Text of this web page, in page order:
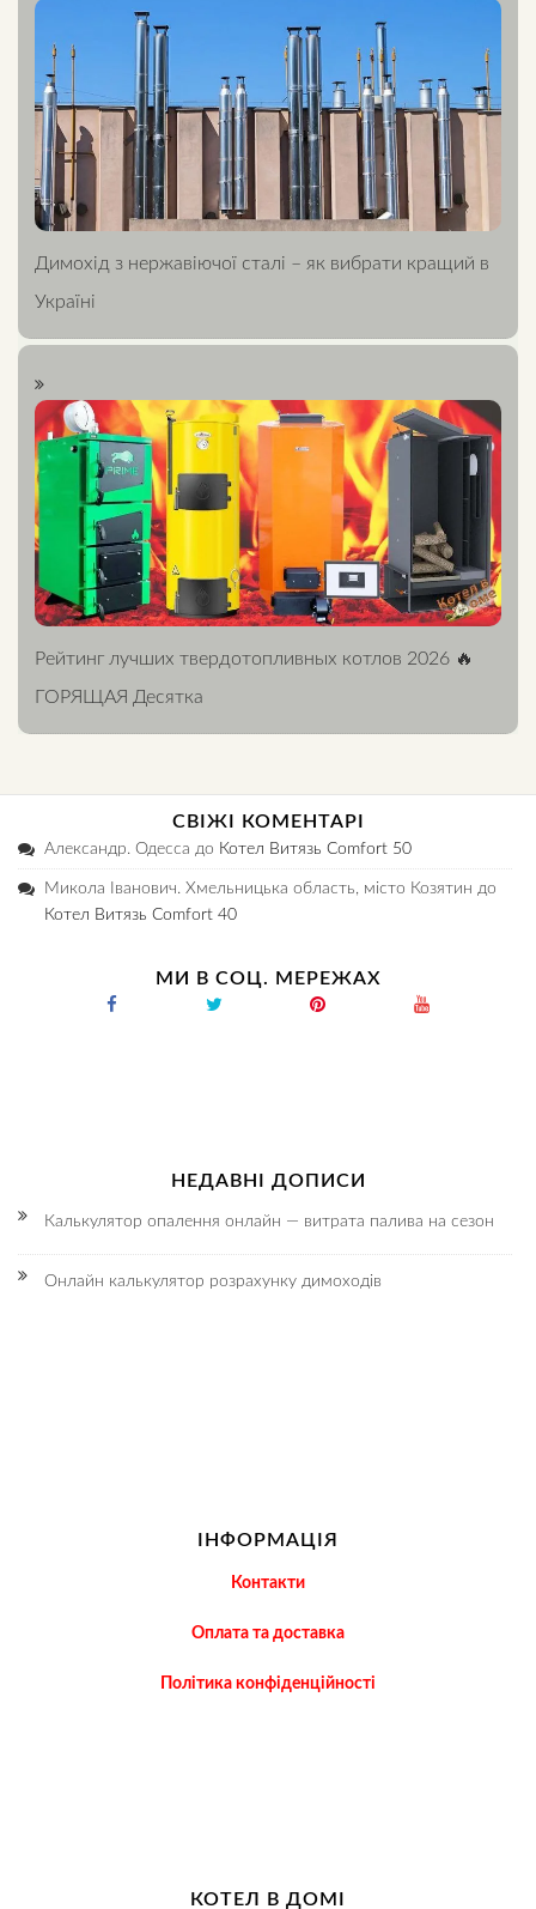
Димохід з нержавіючої сталі – як вибрати кращий в
Україні
Рейтинг лучших твердотопливных котлов 2026 🔥
ГОРЯЩАЯ Десятка
СВІЖІ КОМЕНТАРІ
Александр. Одесса до Котел Витязь Comfort 50
Микола Іванович. Хмельницька область, місто Козятин до
Котел Витязь Comfort 40
МИ В СОЦ. МЕРЕЖАХ
НЕДАВНІ ДОПИСИ
Калькулятор опалення онлайн — витрата палива на сезон
Онлайн калькулятор розрахунку димоходів
ІНФОРМАЦІЯ
Контакти
Оплата та доставка
Політика конфіденційності
КОТЕЛ В ДОМІ